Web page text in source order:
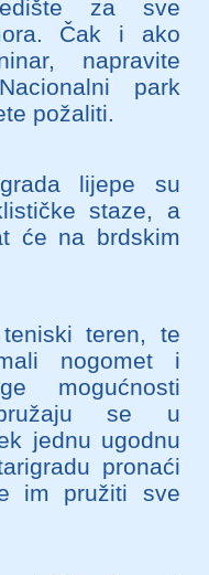
za sve
Čak i ako
napravite
park
požaliti.
lijepe su
staze, a
će na brdskim
teren, te
nogomet i
mogućnosti
se u
jednu ugodnu
pronaći
im pružiti sve